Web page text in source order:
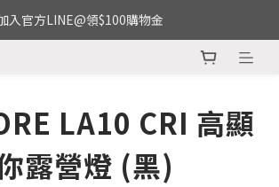
入官方LINE@領$100購物金
LA10 CRI 高顯
露營燈 (黑)